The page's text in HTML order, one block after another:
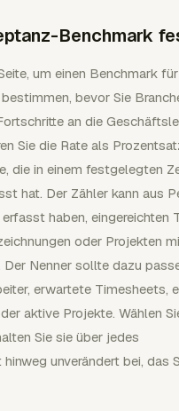
Benchmark
um einen Benchmark
bevor Sie
an die
Sie die Rate als
die in einem festgelegten
hat. Der Zähler kann aus
haben, eingereichten
oder Projekten
Nenner sollte dazu
erwartete Timesheets,
aktive Projekte. Wählen
Sie sie über jedes
unverändert bei, das